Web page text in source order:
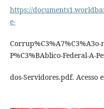
https://
e-
Corrup%C3%A7%C3%A3o-
P%C3%BAblico-Federal-A-
dos-Servidores.pdf. Acesso